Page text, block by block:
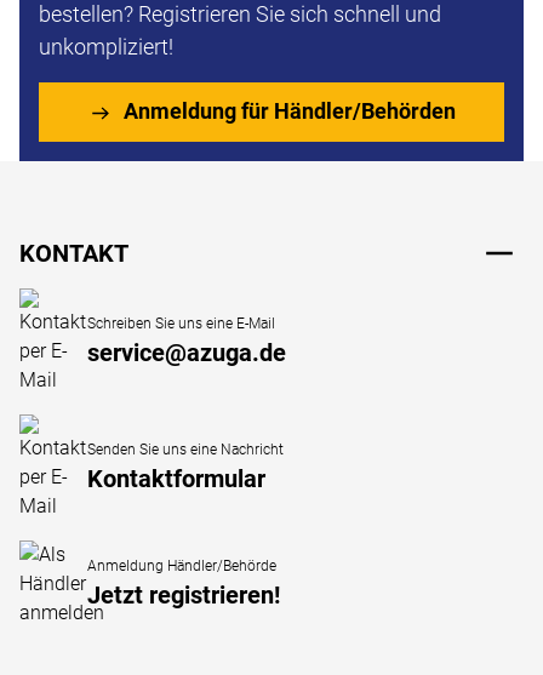
bestellen? Registrieren Sie sich schnell und
unkompliziert!
Anmeldung für Händler/Behörden
KONTAKT
Schreiben Sie uns eine E-Mail
service@azuga.de
Senden Sie uns eine Nachricht
Kontaktformular
Anmeldung Händler/Behörde
Jetzt registrieren!